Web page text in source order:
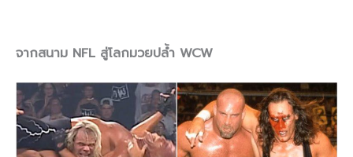
จากสนาม NFL สู่โลกมวยปล้ำ WCW